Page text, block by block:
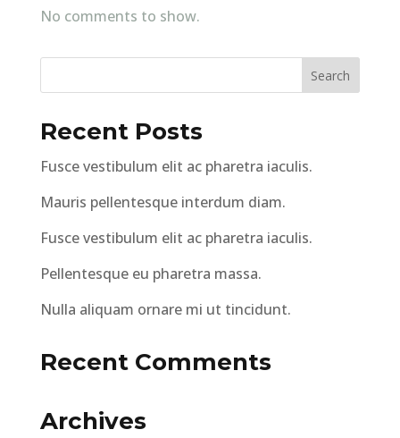
No comments to show.
Recent Posts
Fusce vestibulum elit ac pharetra iaculis.
Mauris pellentesque interdum diam.
Fusce vestibulum elit ac pharetra iaculis.
Pellentesque eu pharetra massa.
Nulla aliquam ornare mi ut tincidunt.
Recent Comments
Archives